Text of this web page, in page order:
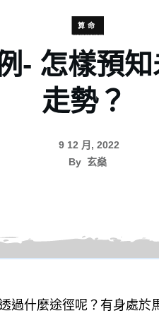
算命
- 怎樣預
走勢？
9 12 月, 2022
By 玄燊
過什麼途徑呢？有身處